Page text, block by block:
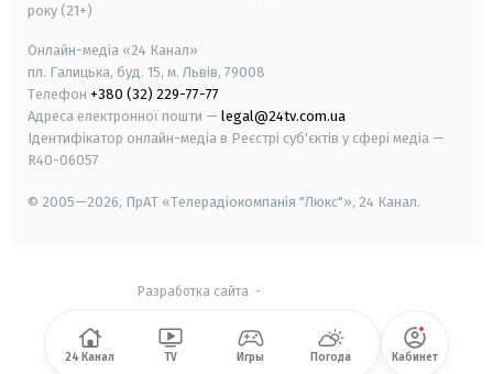
року (21+)
Онлайн-медіа «24 Канал»
пл. Галицька, буд. 15, м. Львів, 79008
Телефон +380 (32) 229-77-77
Адреса електронної пошти — legal@24tv.com.ua
Ідентифікатор онлайн-медіа в Реєстрі суб'єктів у сфері медіа —
R40-06057
© 2005—2026, ПрАТ «Телерадіокомпанія "Люкс"», 24 Канал.
Разработка сайта -
24 Канал TV Игры Погода Кабинет